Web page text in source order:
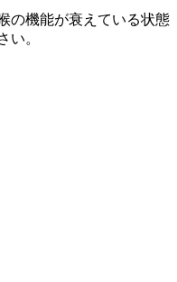
の機能が衰えている状態
い。